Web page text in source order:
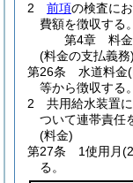
2
前項の検査に
費額を徴収する。
第4章
料
(料金の支払義務)
第26条
水道料金
等から徴収する。
2
共用給水装置
ついて連帯責任
(料金)
第27条
1使用月
る。